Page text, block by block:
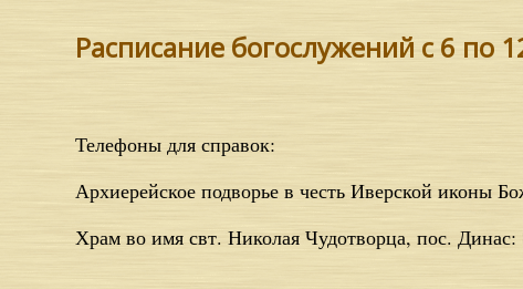
Расписание богослужений с 6 по
Телефоны для справок:
Архиерейское подворье в честь Иверской иконы
Храм во имя свт. Николая Чудотворца, пос. Динас: